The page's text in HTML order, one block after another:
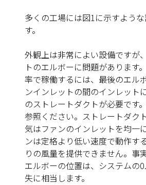
多くの工場には図1に示すよう
す。
外観上は非常によい設備ですが
トのエルボーに問題があります
率で稼働するには、最後のエル
ンインレットの間のインレット
のストレートダクトが必要です
参照ください。ストレートダク
気はファンのインレットを均一
ンは定格より低い速度で動作す
りの風量を提供できません。事
エルボーの位置は、システムの
失に相当します。